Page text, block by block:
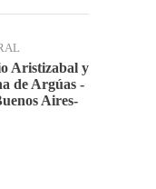
Aristizabal y
de Argúas -
Aires-